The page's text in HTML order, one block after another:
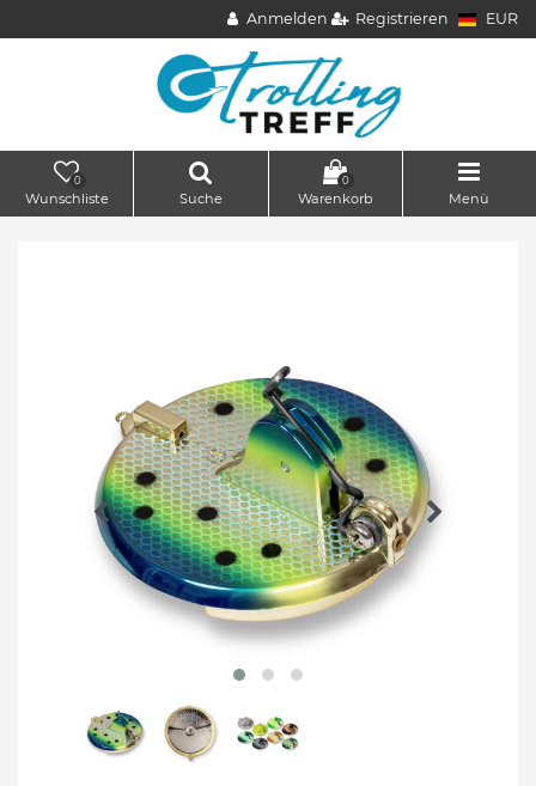
Anmelden Registrieren EUR
0
Wunschliste Suche
0
Warenkorb Menü